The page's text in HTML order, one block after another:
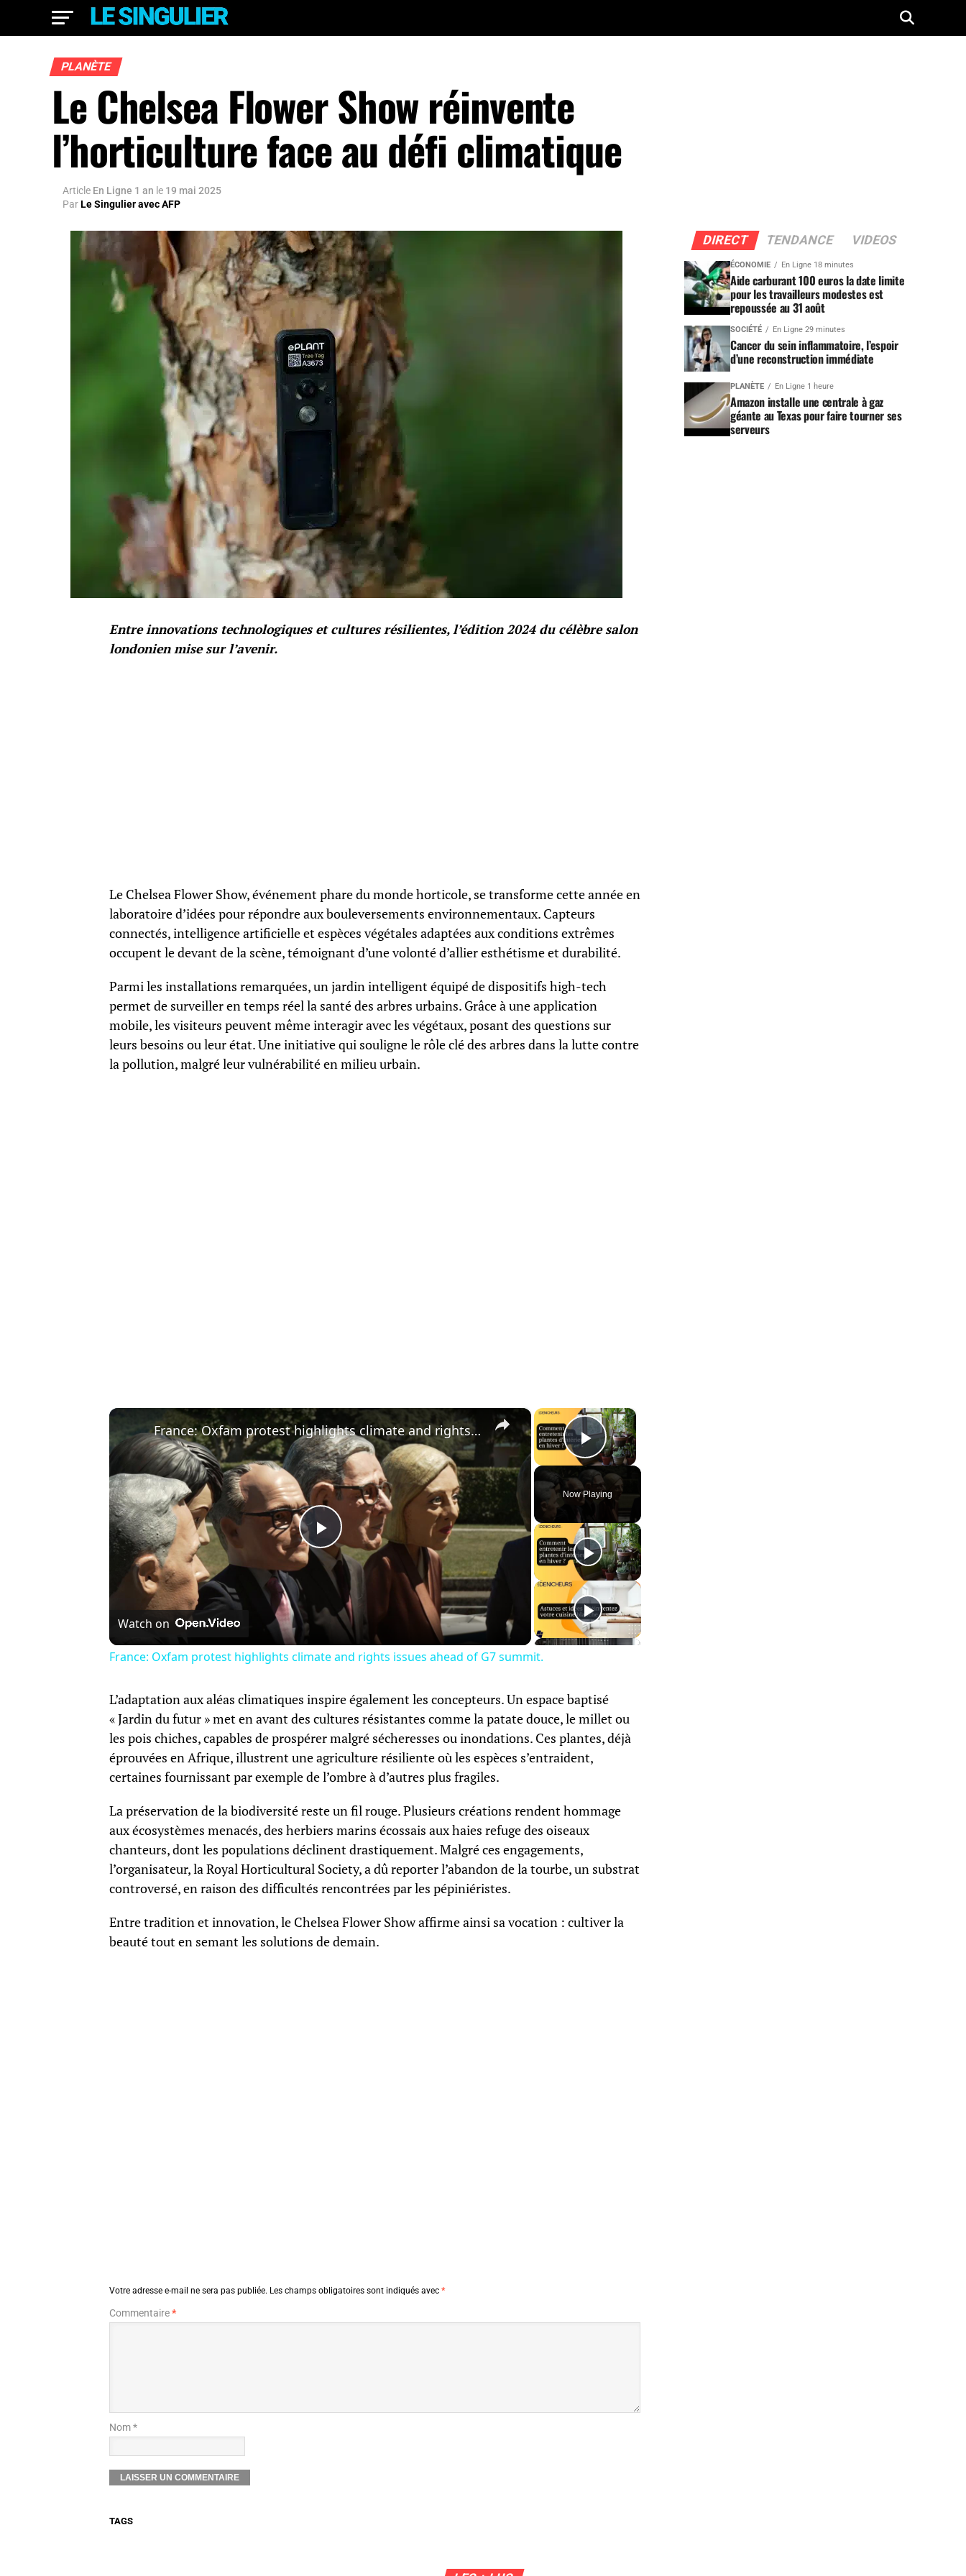
PLANÈTE
Le Chelsea Flower Show réinvente
l’horticulture face au défi climatique
Article En Ligne 1 an le 19 mai 2025
ParLe Singulier avec AFP
Entre innovations technologiques et cultures résilientes, l’édition 2024 du célèbre salon
londonien mise sur l’avenir.
Le Chelsea Flower Show, événement phare du monde horticole, se transforme cette année en
laboratoire d’idées pour répondre aux bouleversements environnementaux. Capteurs
connectés, intelligence artificielle et espèces végétales adaptées aux conditions extrêmes
occupent le devant de la scène, témoignant d’une volonté d’allier esthétisme et durabilité.
Parmi les installations remarquées, un jardin intelligent équipé de dispositifs high-tech
permet de surveiller en temps réel la santé des arbres urbains. Grâce à une application
mobile, les visiteurs peuvent même interagir avec les végétaux, posant des questions sur
leurs besoins ou leur état. Une initiative qui souligne le rôle clé des arbres dans la lutte contre
la pollution, malgré leur vulnérabilité en milieu urbain.
×
Play Video
Now Playing
×
Play
Video
France: Oxfam protest highlights climate and rights issues ahead of G7 summit.
Watch on
France: Oxfam protest highlights climate and rights issues ahead of G7 summit.
L’adaptation aux aléas climatiques inspire également les concepteurs. Un espace baptisé
« Jardin du futur » met en avant des cultures résistantes comme la patate douce, le millet ou
les pois chiches, capables de prospérer malgré sécheresses ou inondations. Ces plantes, déjà
éprouvées en Afrique, illustrent une agriculture résiliente où les espèces s’entraident,
certaines fournissant par exemple de l’ombre à d’autres plus fragiles.
La préservation de la biodiversité reste un fil rouge. Plusieurs créations rendent hommage
aux écosystèmes menacés, des herbiers marins écossais aux haies refuge des oiseaux
chanteurs, dont les populations déclinent drastiquement. Malgré ces engagements,
l’organisateur, la Royal Horticultural Society, a dû reporter l’abandon de la tourbe, un substrat
controversé, en raison des difficultés rencontrées par les pépiniéristes.
Entre tradition et innovation, le Chelsea Flower Show affirme ainsi sa vocation : cultiver la
beauté tout en semant les solutions de demain.
Votre adresse e-mail ne sera pas publiée. Les champs obligatoires sont indiqués avec *
Commentaire*
Nom *
TAGS
DIRECT TENDANCE VIDEOS
ÉCONOMIE En Ligne 18 minutes
Aide carburant 100 euros la date limite
pour les travailleurs modestes est
repoussée au 31 août
SOCIÉTÉ En Ligne 29 minutes
Cancer du sein inflammatoire, l’espoir
d’une reconstruction immédiate
PLANÈTE En Ligne 1 heure
Amazon installe une centrale à gaz
géante au Texas pour faire tourner ses
serveurs